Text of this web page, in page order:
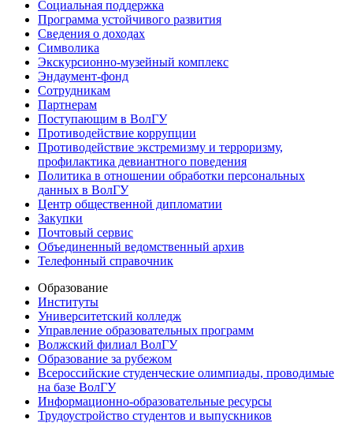
Социальная поддержка
Программа устойчивого развития
Сведения о доходах
Символика
Экскурсионно-музейный комплекс
Эндаумент-фонд
Сотрудникам
Партнерам
Поступающим в ВолГУ
Противодействие коррупции
Противодействие экстремизму и терроризму,
профилактика девиантного поведения
Политика в отношении обработки персональных
данных в ВолГУ
Центр общественной дипломатии
Закупки
Почтовый сервис
Объединенный ведомственный архив
Телефонный справочник
Образование
Институты
Университетский колледж
Управление образовательных программ
Волжский филиал ВолГУ
Образование за рубежом
Всероссийские студенческие олимпиады, проводимые
на базе ВолГУ
Информационно-образовательные ресурсы
Трудоустройство студентов и выпускников